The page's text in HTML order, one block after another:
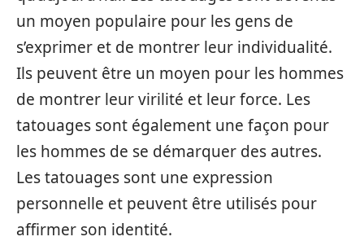
un moyen populaire pour les gens de
s’exprimer et de montrer leur individualité.
Ils peuvent être un moyen pour les hommes
de montrer leur virilité et leur force. Les
tatouages sont également une façon pour
les hommes de se démarquer des autres.
Les tatouages sont une expression
personnelle et peuvent être utilisés pour
affirmer son identité.